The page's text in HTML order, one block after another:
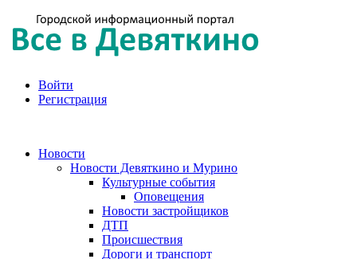
Войти
Регистрация
Новости
Новости Девяткино и Мурино
Культурные события
Оповещения
Новости застройщиков
ДТП
Происшествия
Дороги и транспорт